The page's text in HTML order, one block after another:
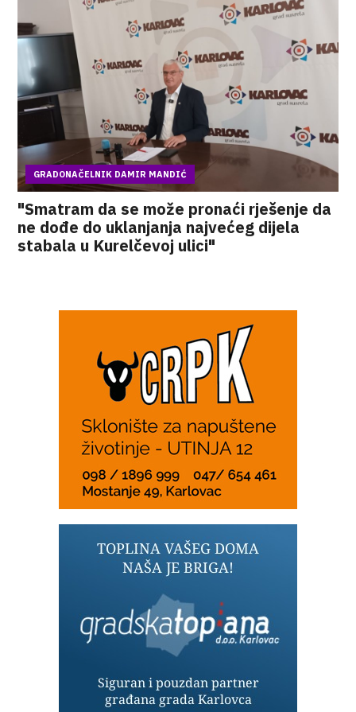
GRADONAČELNIK DAMIR MANDIĆ
"Smatram da se može pronaći rješenje da
ne dođe do uklanjanja najvećeg dijela
stabala u Kurelčevoj ulici"